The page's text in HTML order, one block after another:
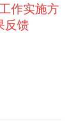
作实施方
反馈